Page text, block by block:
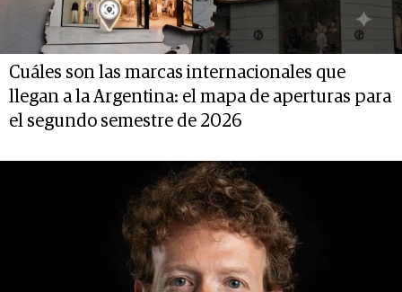
Cuáles son las marcas internacionales que
llegan a la Argentina: el mapa de aperturas para
el segundo semestre de 2026